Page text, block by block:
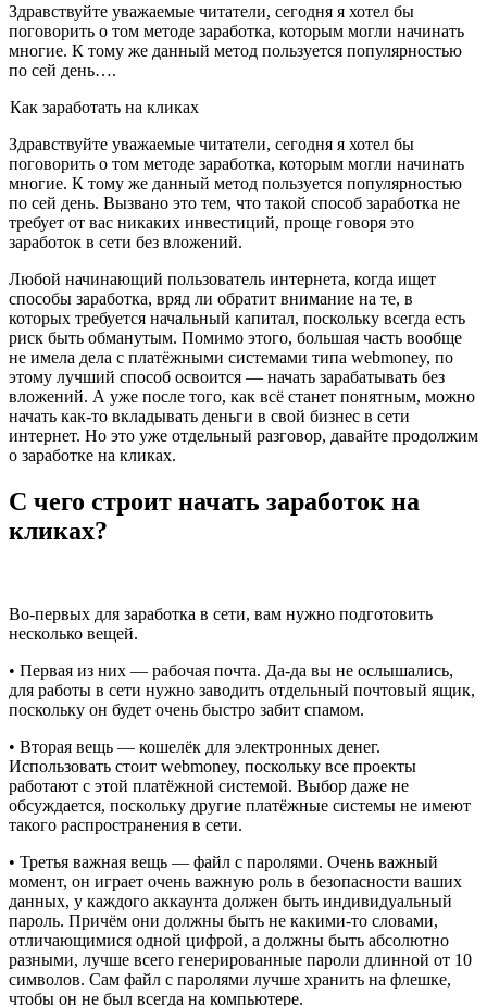
Здравствуйте уважаемые читатели, сегодня я хотел бы
поговорить о том методе заработка, которым могли начинать
многие. К тому же данный метод пользуется популярностью
по сей день….
Как заработать на кликах
Здравствуйте уважаемые читатели, сегодня я хотел бы
поговорить о том методе заработка, которым могли начинать
многие. К тому же данный метод пользуется популярностью
по сей день. Вызвано это тем, что такой способ заработка не
требует от вас никаких инвестиций, проще говоря это
заработок в сети без вложений.
Любой начинающий пользователь интернета, когда ищет
способы заработка, вряд ли обратит внимание на те, в
которых требуется начальный капитал, поскольку всегда есть
риск быть обманутым. Помимо этого, большая часть вообще
не имела дела с платёжными системами типа webmoney, по
этому лучший способ освоится — начать зарабатывать без
вложений. А уже после того, как всё станет понятным, можно
начать как-то вкладывать деньги в свой бизнес в сети
интернет. Но это уже отдельный разговор, давайте продолжим
о заработке на кликах.
С чего строит начать заработок на
кликах?
Во-первых для заработка в сети, вам нужно подготовить
несколько вещей.
• Первая из них — рабочая почта. Да-да вы не ослышались,
для работы в сети нужно заводить отдельный почтовый ящик,
поскольку он будет очень быстро забит спамом.
• Вторая вещь — кошелёк для электронных денег.
Использовать стоит webmoney, поскольку все проекты
работают с этой платёжной системой. Выбор даже не
обсуждается, поскольку другие платёжные системы не имеют
такого распространения в сети.
• Третья важная вещь — файл с паролями. Очень важный
момент, он играет очень важную роль в безопасности ваших
данных, у каждого аккаунта должен быть индивидуальный
пароль. Причём они должны быть не какими-то словами,
отличающимися одной цифрой, а должны быть абсолютно
разными, лучше всего генерированные пароли длинной от 10
символов. Сам файл с паролями лучше хранить на флешке,
чтобы он не был всегда на компьютере.